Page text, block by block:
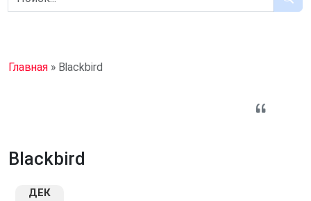
Главная » Blackbird
Blackbird
ДЕК